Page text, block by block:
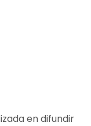
en difundir